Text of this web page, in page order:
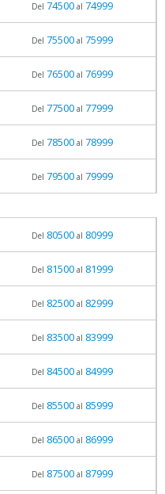
Del 74500al 74999
Del 75500al 75999
Del 76500al 76999
Del 77500al 77999
Del 78500al 78999
Del 79500al 79999
Del 80500al 80999
Del 81500al 81999
Del 82500al 82999
Del 83500al 83999
Del 84500al 84999
Del 85500al 85999
Del 86500al 86999
Del 87500al 87999